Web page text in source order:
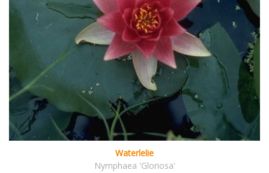
Waterlelie
Nymphaea 'Gloriosa'